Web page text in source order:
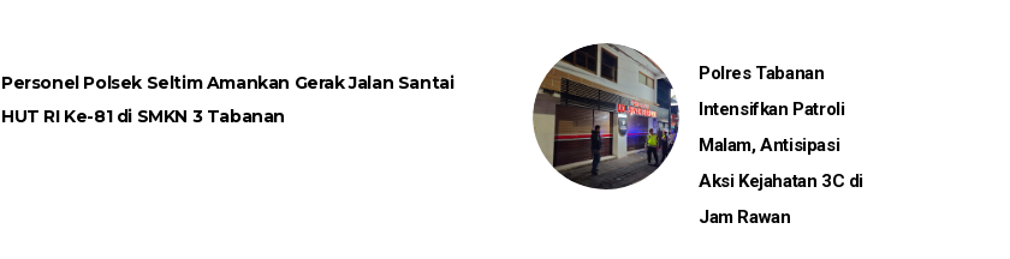
Personel Polsek Seltim Amankan Gerak Jalan Santai
HUT RI Ke-81 di SMKN 3 Tabanan
Polres Tabanan
Intensifkan Patroli
Malam, Antisipasi
Aksi Kejahatan 3C di
Jam Rawan